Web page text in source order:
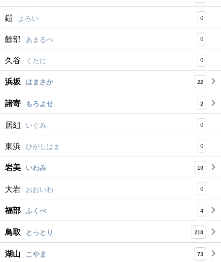
鎧 よろい 0
餘部 あまるべ 0
久谷 くたに 0
浜坂 はまさか 22
諸寄 もろよせ 2
居組 いぐみ 0
東浜 ひがしはま 0
岩美 いわみ 10
大岩 おおいわ 0
福部 ふくべ 4
鳥取 とっとり 218
湖山 こやま 73